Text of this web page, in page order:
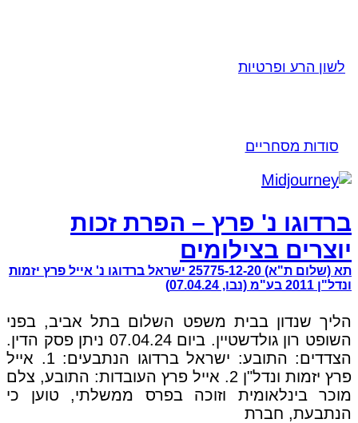
לשון הרע ופרטיות
סודות מסחריים
ברדוגו נ' פרץ – הפרת זכות
יוצרים בצילומים
תא (שלום ת"א) 25775-12-20 ישראל ברדוגו נ' אייל פרץ יזמות
ונדל"ן 2011 בע"מ (נבו, 07.04.24)
הליך שנדון בבית משפט השלום בתל אביב, בפני
השופט רון גולדשטיין. ביום 07.04.24 ניתן פסק הדין.
הצדדים: התובע: ישראל ברדוגו הנתבעים: 1. אייל
פרץ יזמות ונדל"ן 2. אייל פרץ העובדות: התובע, צלם
מוכר בינלאומית וזוכה בפרס ממשלתי, טוען כי
הנתבעת, חברת